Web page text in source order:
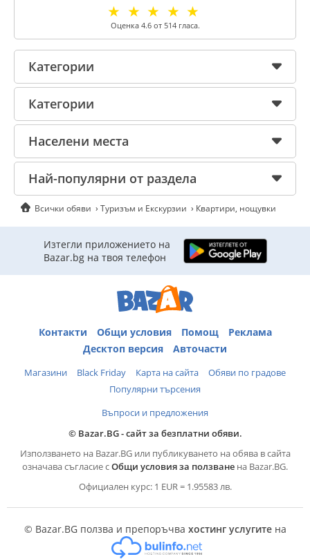
☆
☆
☆
☆
☆
Оценка 4.6от 514гласа.
Категории
Категории
Населени места
Най-популярни от раздела
Всички обяви Туризъм и Екскурзии Квартири, нощувки
Изтегли приложението на
Bazar.bg на твоя телефон
Контакти Общи условия Помощ
Реклама
Десктоп версия
Авточасти
Магазини Black Friday Карта на сайта
Обяви по градове
Популярни търсения
Въпроси и предложения
© Bazar.BG - сайт за безплатни обяви.
Използването на Bazar.BG или публикуването на обява в сайта
означава съгласие сОбщи условия за ползване на Bazar.BG.
Официален курс: 1 EUR = 1.95583 лв.
© Bazar.BG ползва и препоръчва хостинг услугитена